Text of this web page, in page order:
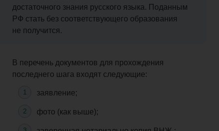
достаточного знания русского языка. Поданным
РФ стать без соответствующего образования
не получится.
В перечень документов для прохождения
последнего шага входят следующие:
заявление;
фото (как выше);